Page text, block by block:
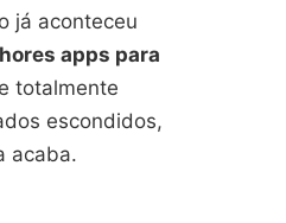
já aconteceu
apps para
totalmente
escondidos,
acaba.